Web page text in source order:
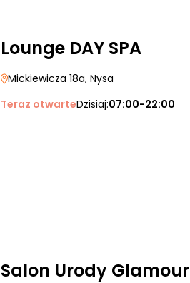
Lounge DAY SPA
Mickiewicza 18a, Nysa
Teraz otwarteDzisiaj:07:00-22:00
Salon Urody Glamour